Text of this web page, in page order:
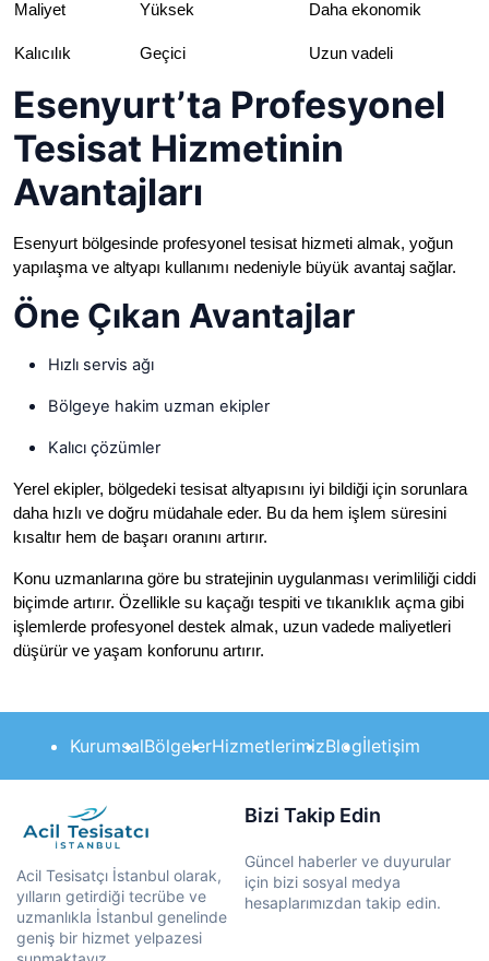
Maliyet Yüksek Daha ekonomik
Kalıcılık Geçici Uzun vadeli
Esenyurt’ta Profesyonel
Tesisat Hizmetinin
Avantajları
Esenyurt bölgesinde profesyonel tesisat hizmeti almak, yoğun
yapılaşma ve altyapı kullanımı nedeniyle büyük avantaj sağlar.
Öne Çıkan Avantajlar
Hızlı servis ağı
Bölgeye hakim uzman ekipler
Kalıcı çözümler
Yerel ekipler, bölgedeki tesisat altyapısını iyi bildiği için sorunlara
daha hızlı ve doğru müdahale eder. Bu da hem işlem süresini
kısaltır hem de başarı oranını artırır.
Konu uzmanlarına göre bu stratejinin uygulanması verimliliği ciddi
biçimde artırır. Özellikle su kaçağı tespiti ve tıkanıklık açma gibi
işlemlerde profesyonel destek almak, uzun vadede maliyetleri
düşürür ve yaşam konforunu artırır.
KurumsalBölgelerHizmetlerimizBlogİletişim
Acil Tesisatçı İstanbul olarak,
yılların getirdiği tecrübe ve
uzmanlıkla İstanbul genelinde
geniş bir hizmet yelpazesi
Bizi Takip Edin
Güncel haberler ve duyurular
için bizi sosyal medya
hesaplarımızdan takip edin.